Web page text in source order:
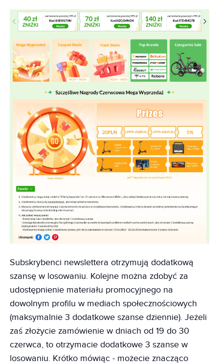
Subskrybenci newslettera otrzymują dodatkową
szansę w losowaniu. Kolejne można zdobyć za
udostępnienie materiału promocyjnego na
dowolnym profilu w mediach społecznościowych
(maksymalnie 3 dodatkowe szanse dziennie). Jeżeli
zaś złożycie zamówienie w dniach od 19 do 30
czerwca, to otrzymacie dodatkowe 3 szanse w
losowaniu. Krótko mówiąc - możecie znacząco